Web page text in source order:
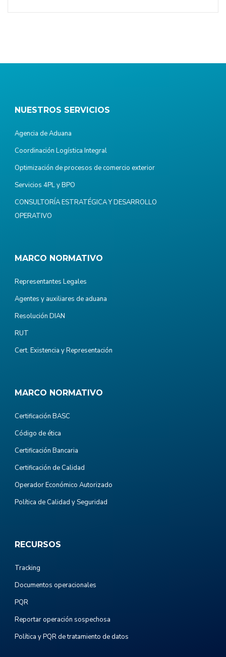
NUESTROS SERVICIOS
Agencia de Aduana
Coordinación Logística Integral
Optimización de procesos de comercio exterior
Servicios 4PL y BPO
CONSULTORÍA ESTRATÉGICA Y DESARROLLO
OPERATIVO
MARCO NORMATIVO
Representantes Legales
Agentes y auxiliares de aduana
Resolución DIAN
RUT
Cert. Existencia y Representación
MARCO NORMATIVO
Certificación BASC
Código de ética
Certificación Bancaria
Certificación de Calidad
Operador Económico Autorizado
Política de Calidad y Seguridad
RECURSOS
Tracking
Documentos operacionales
PQR
Reportar operación sospechosa
Política y PQR de tratamiento de datos